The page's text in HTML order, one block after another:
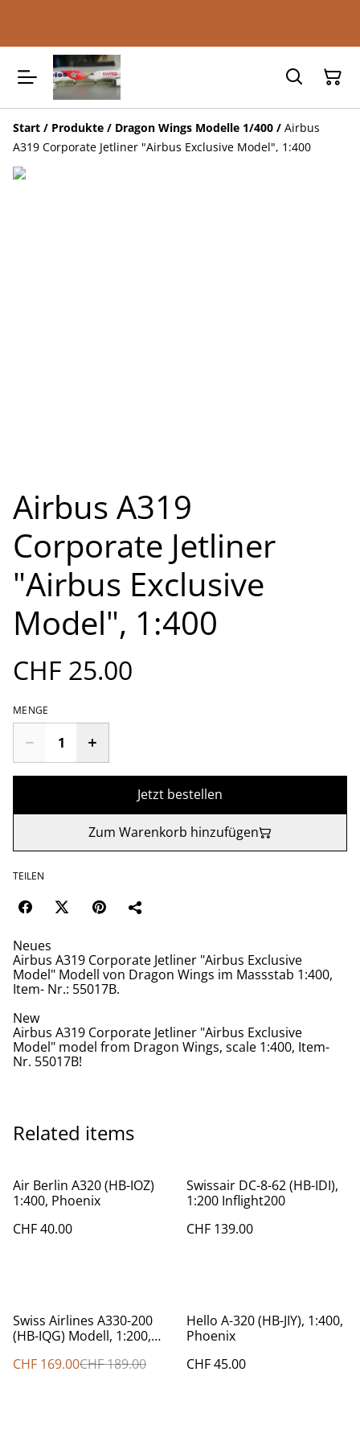
Start / Produkte / Dragon Wings Modelle 1/400 / Airbus
A319 Corporate Jetliner "Airbus Exclusive Model", 1:400
Airbus A319
Corporate Jetliner
"Airbus Exclusive
Model", 1:400
CHF 25.00
MENGE
Jetzt bestellen
Zum Warenkorb hinzufügen
TEILEN
Neues
Airbus A319 Corporate Jetliner "Airbus Exclusive
Model" Modell von Dragon Wings im Massstab 1:400,
Item- Nr.: 55017B.
New
Airbus A319 Corporate Jetliner "Airbus Exclusive
Model" model from Dragon Wings, scale 1:400, Item-
Nr. 55017B!
Related items
Air Berlin A320 (HB-IOZ)
1:400, Phoenix
CHF 40.00
Swissair DC-8-62 (HB-IDI),
1:200 Inflight200
CHF 139.00
%
Swiss Airlines A330-200
(HB-IQG) Modell, 1:200,
CHF 169.00CHF 189.00
Hello A-320 (HB-JIY), 1:400,
Phoenix
CHF 45.00